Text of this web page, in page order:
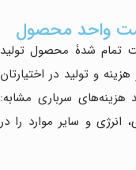
واحد محصول
تمام شدۀ محصول تولید
و تولید در اختیارتان
هزینه‌های سرباری مشابه:
انرژی و سایر موارد را در